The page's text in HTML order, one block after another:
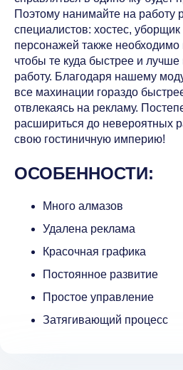
Поэтому нанимайте на работу
специалистов: хостес,
персонажей также необходимо
чтобы те куда быстрее и
работу. Благодаря нашему
все махинации гораздо
отвлекаясь на рекламу.
расшириться до невероятных
свою гостиничную империю!
ОСОБЕННОСТИ:
Много алмазов
Удалена реклама
Красочная графика
Постоянное развитие
Простое управление
Затягивающий процесс